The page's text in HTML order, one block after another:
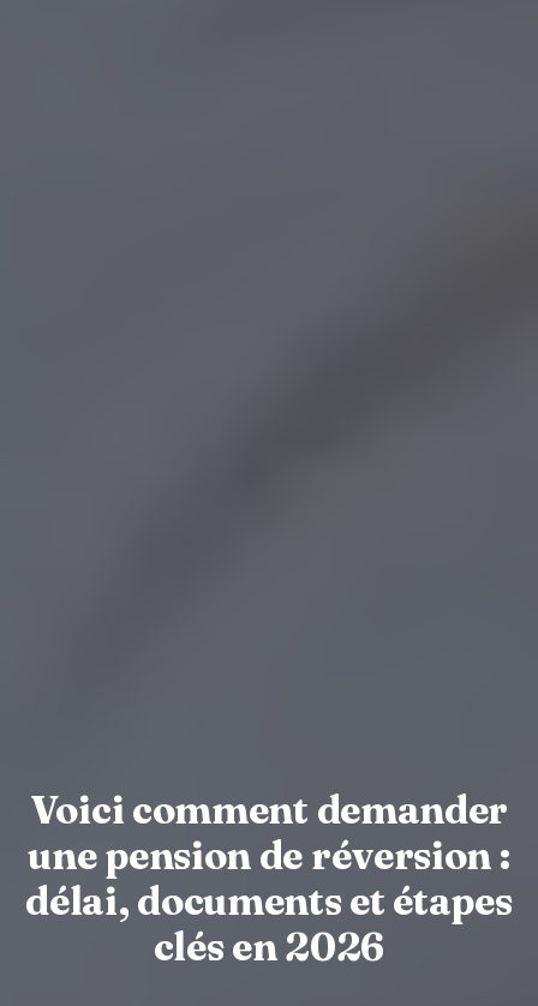
Voici comment demander
une pension de réversion :
délai, documents et étapes
clés en 2026